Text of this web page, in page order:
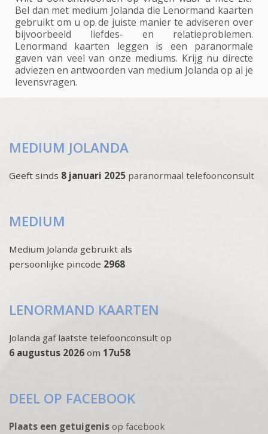
Bel dan met medium Jolanda die Lenormand kaarten
gebruikt om u op de juiste manier te adviseren over
bijvoorbeeld liefdes- en relatieproblemen.
Lenormand kaarten leggen is een paranormale
gaven van veel van onze mediums. Krijg nu directe
adviezen en antwoorden van medium Jolanda op al je
levensvragen.
MEDIUM JOLANDA
Geeft sinds 8 januari 2025 paranormaal telefoonconsult
MEDIUM
Medium Jolanda gebruikt als
persoonlijke pincode 2968
LENORMAND KAARTEN
Jolanda gaf laatste telefoonconsult op
6 augustus 2026 om 17u58
DEEL OP FACEBOOK
Plaats een getuigenis op facebook